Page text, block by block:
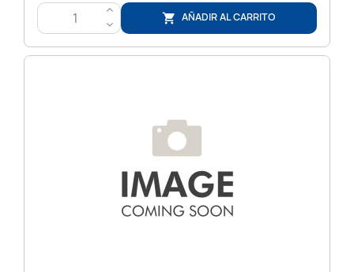
>
<
 AÑADIR AL CARRITO